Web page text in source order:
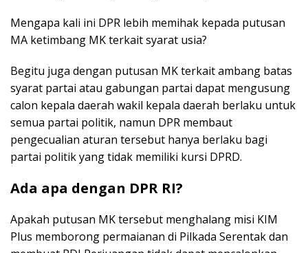
Mengapa kali ini DPR lebih memihak kepada putusan
MA ketimbang MK terkait syarat usia?
Begitu juga dengan putusan MK terkait ambang batas
syarat partai atau gabungan partai dapat mengusung
calon kepala daerah wakil kepala daerah berlaku untuk
semua partai politik, namun DPR membaut
pengecualian aturan tersebut hanya berlaku bagi
partai politik yang tidak memiliki kursi DPRD.
Ada apa dengan DPR RI?
Apakah putusan MK tersebut menghalang misi KIM
Plus memborong permaianan di Pilkada Serentak dan